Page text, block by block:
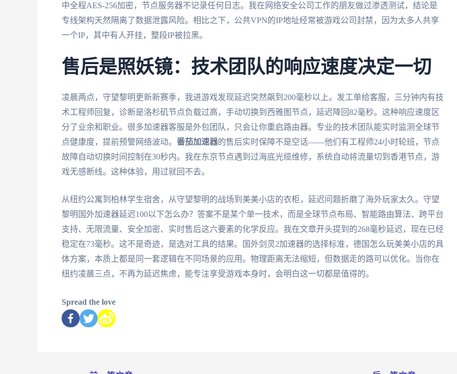
中全程AES-256加密，节点服务器不记录任何日志。我在网络安全公司工作的朋友做过渗透测试，结论是
专线架构天然隔离了数据泄露风险。相比之下，公共VPN的IP地址经常被游戏公司封禁，因为太多人共享
一个IP，其中有人开挂，整段IP被拉黑。
售后是照妖镜：技术团队的响应速度决定一切
凌晨两点，守望黎明更新新赛季，我进游戏发现延迟突然飙到200毫秒以上。发工单给客服，三分钟内有技
术工程师回复，诊断是洛杉矶节点负载过高，手动切换到西雅图节点，延迟降回82毫秒。这种响应速度区
分了业余和职业。很多加速器客服是外包团队，只会让你重启路由器。专业的技术团队能实时监测全球节
点健康度，提前预警网络波动。 番茄加速器的售后实时保障不是空话——他们有工程师24小时轮班，节点
故障自动切换时间控制在30秒内。我在东京节点遇到过海底光缆维修，系统自动将流量切到香港节点，游
戏无感断线。这种体验，用过就回不去。
从纽约公寓到柏林学生宿舍，从守望黎明的战场到美美小店的衣柜，延迟问题折磨了海外玩家太久。守望
黎明国外加速器延迟100以下怎么办？答案不是某个单一技术，而是全球节点布局、智能路由算法、跨平台
支持、无限流量、安全加密、实时售后这六要素的化学反应。我在文章开头提到的268毫秒延迟，现在已经
稳定在73毫秒。这不是奇迹，是选对工具的结果。国外剑灵2加速器的选择标准，德国怎么玩美美小店的具
体方案，本质上都是同一套逻辑在不同场景的应用。物理距离无法缩短，但数据走的路可以优化。当你在
纽约凌晨三点，不再为延迟焦虑，能专注享受游戏本身时，会明白这一切都是值得的。
Spread the love